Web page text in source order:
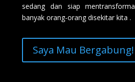
sedang dan siap
banyak orang-orang disekitar kita .
Saya Mau Bergabung!